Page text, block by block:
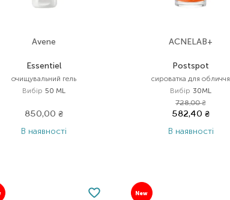
Avene
Essentiel
очищувальний гель
Вибір 50 ML
850,00₴
В наявності
ACNELAB+
Postspot
сироватка для обличчя
Вибір 30ML
728,00₴
582,40₴
В наявності
New